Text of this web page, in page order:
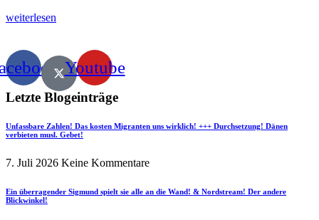
weiterlesen
Youtube
Letzte Blogeinträge
Unfassbare Zahlen! Das kosten Migranten uns wirklich! +++ Durchsetzung! Dänen
verbieten musl. Gebet!
7. Juli 2026 Keine Kommentare
Ein überragender Sigmund spielt sie alle an die Wand! & Nordstream! Der andere
Blickwinkel!